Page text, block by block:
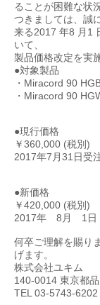
ることが困難な状
つきましては、誠
来る2017 年8 月1
いて、
製品価格改定を実
●対象製品
・Miracord 90
・Miracord 90
●現行価格
￥360,000 (税別)
2017年7月31日受
●新価格
￥420,000 (税別)
2017年 8月 1日
何卒ご理解を賜り
げます。
株式会社ユキム
140-0014 東京都
TEL 03-5743-